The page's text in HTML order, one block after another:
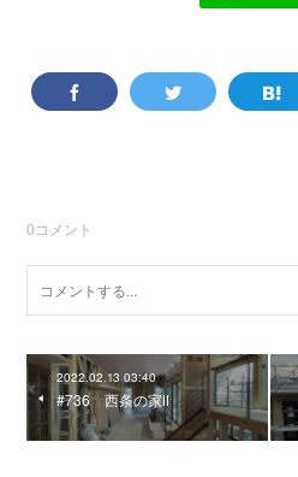
0コメント
2022.02.13 03:40
#736 西条の家Ⅱ